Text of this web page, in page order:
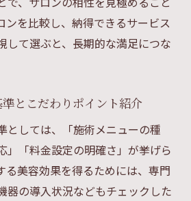
ンを比較し、納得できるサービス
して選ぶと、長期的な満足につな
とこだわりポイント紹介
としては、「施術メニューの種
」「料金設定の明確さ」が挙げら
る美容効果を得るためには、専門
器の導入状況などもチェックした